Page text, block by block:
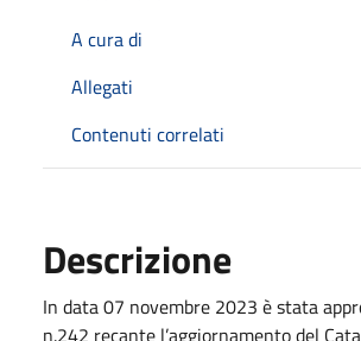
A cura di
Allegati
Contenuti correlati
Descrizione
In data 07 novembre 2023 è stata
n.242 recante l’aggiornamento del